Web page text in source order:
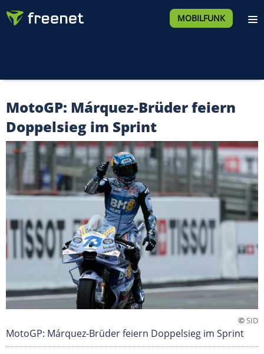
MOBILFUNK
MotoGP: Márquez-Brüder feiern
Doppelsieg im Sprint
©SID
MotoGP: Márquez-Brüder feiern Doppelsieg im Sprint